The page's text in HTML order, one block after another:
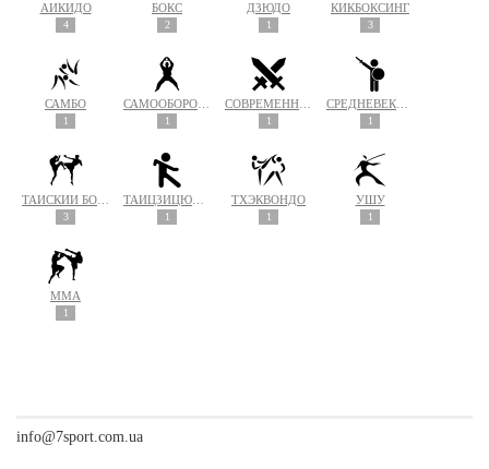
АЙКИДО
4
БОКС
2
ДЗЮДО
1
КИКБОКСИНГ
3
САМБО
1 1 1 1
3 1
ТХЭКВОНДО
1
УШУ
1
MMA
1
info@7sport.com.ua